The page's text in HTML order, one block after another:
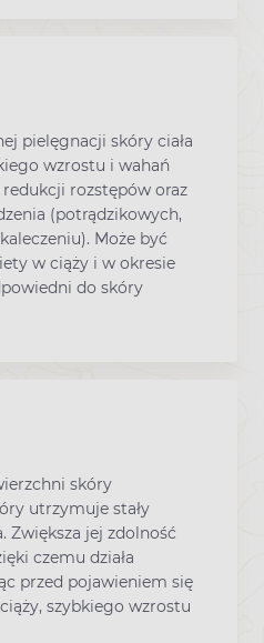
pielęgnacji skóry ciała
wzrostu i wahań
rozstępów oraz
(potrądzikowych,
Może być
w ciąży i w okresie
do skóry
skóry
utrzymuje stały
Zwiększa jej zdolność
czemu działa
przed pojawieniem się
szybkiego wzrostu